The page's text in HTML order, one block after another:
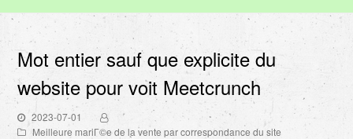
Mot entier sauf que explicite du
website pour voit Meetcrunch
2023-07-01
Meilleure mariГ©e de la vente par correspondance du site